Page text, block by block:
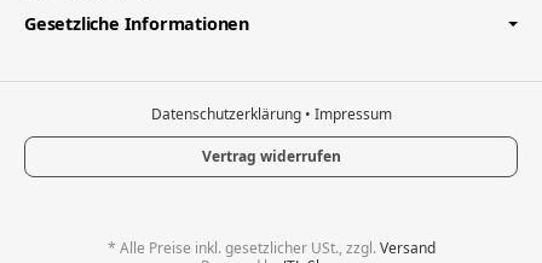
Gesetzliche Informationen
Datenschutzerklärung • Impressum
Vertrag widerrufen
* Alle Preise inkl. gesetzlicher USt., zzgl.Versand